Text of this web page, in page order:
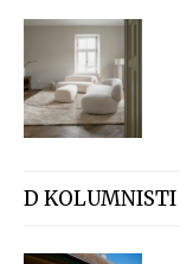
D KOLUMNISTI